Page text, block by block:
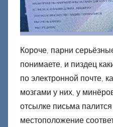
Короче, парни
понимаете, и пиздец
по электронной почте,
мозгами у них, у
отсылке письма
местоположение